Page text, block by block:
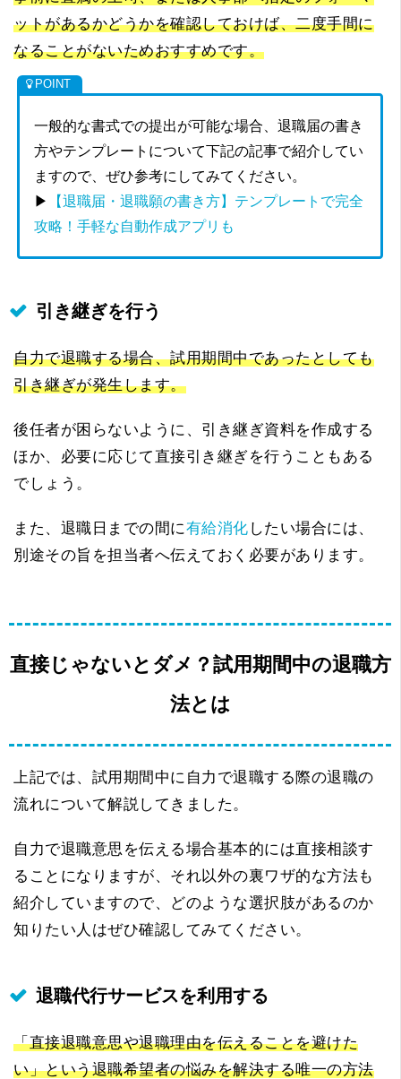
ットがあるかどうかを確認しておけば、二度手間に
なることがないためおすすめです。
一般的な書式での提出が可能な場合、退職届の書き
方やテンプレートについて下記の記事で紹介してい
ますので、ぜひ参考にしてみてください。
▶
【退職届・退職願の書き方】テンプレートで完全
攻略！手軽な自動作成アプリも
引き継ぎを行う
自力で退職する場合、試用期間中であったとしても
引き継ぎが発生します。
後任者が困らないように、引き継ぎ資料を作成する
ほか、必要に応じて直接引き継ぎを行うこともある
でしょう。
また、退職日までの間に有給消化 したい場合には、
別途その旨を担当者へ伝えておく必要があります。
直接じゃないとダメ？試用期間中の退職方
法とは
上記では、試用期間中に自力で退職する際の退職の
流れについて解説してきました。
自力で退職意思を伝える場合基本的には直接相談す
ることになりますが、それ以外の裏ワザ的な方法も
紹介していますので、どのような選択肢があるのか
知りたい人はぜひ確認してみてください。
退職代行サービスを利用する
「直接退職意思や退職理由を伝えることを避けた
い」という退職希望者の悩みを解決する唯一の方法